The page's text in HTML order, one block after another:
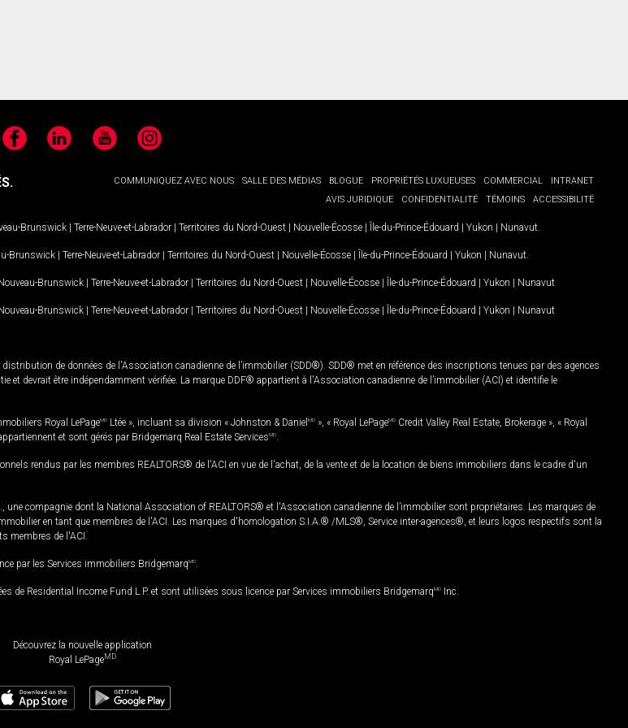
FacebookLinkedIn YouTubeInstagram
COMMUNIQUEZ AVEC NOUS SALLE DES MÉDIAS BLOGUE PROPRIÉTÉS LUXUEUSES COMMERCIAL
INTRANET
AVIS JURIDIQUE
CONFIDENTIALITÉ TÉMOINS ACCESSIBILITÉ
Brunswick | Terre-Neuve-et-Labrador | Territoires du Nord-Ouest | Nouvelle-Écosse | Île-du-Prince-Édouard | Yukon | Nunavut
Brunswick | Terre-Neuve-et-Labrador | Territoires du Nord-Ouest | Nouvelle-Écosse | Île-du-Prince-Édouard | Yukon | Nunavut
Brunswick | Terre-Neuve-et-Labrador | Territoires du Nord-Ouest | Nouvelle-Écosse | Île-du-Prince-Édouard | Yukon | Nunavut
Brunswick | Terre-Neuve-et-Labrador | Territoires du Nord-Ouest | Nouvelle-Écosse | Île-du-Prince-Édouard | Yukon | Nunavut
distribution de données de l'Association canadienne de l’immobilier (SDD®). SDD® met en référence des inscriptions tenues par des agences
devrait être indépendamment vérifiée. La marque DDF® appartient à l'Association canadienne de l’immobilier (ACI) et identifie le
Royal LePageMD Ltée », incluant sa division « Johnston & Daniel MD », « Royal LePageMD Credit Valley Real Estate, Brokerage », « Royal
et sont gérés par Bridgemarq Real Estate ServicesMD
rendus par les membres REALTORS® de l'ACI en vue de l'achat, de la vente et de la location de biens immobiliers dans le cadre d'un
compagnie dont la National Association of REALTORS® et l'Association canadienne de l’immobilier sont propriétaires. Les marques de
en tant que membres de l'ACI. Les marques d'homologation S.I.A.® /MLS®, Service inter-agences®, et leurs logos respectifs sont la
membres de l'ACI.
par les Services immobiliers BridgemarqMD
de Residential Income Fund L.P. et sont utilisées sous licence par Services immobiliers BridgemarqMD Inc.
Découvrez la nouvelle application
Royal LePageMD